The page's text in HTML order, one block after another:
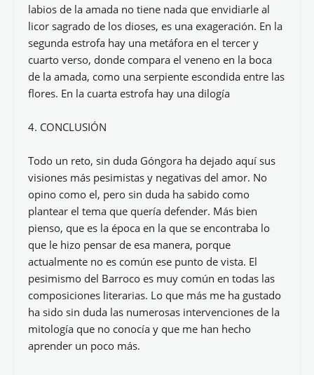
labios de la amada no tiene nada que envidiarle al
licor sagrado de los dioses, es una exageración. En la
segunda estrofa hay una metáfora en el tercer y
cuarto verso, donde compara el veneno en la boca
de la amada, como una serpiente escondida entre las
flores. En la cuarta estrofa hay una dilogía
4. CONCLUSIÓN
Todo un reto, sin duda Góngora ha dejado aquí sus
visiones más pesimistas y negativas del amor. No
opino como el, pero sin duda ha sabido como
plantear el tema que quería defender. Más bien
pienso, que es la época en la que se encontraba lo
que le hizo pensar de esa manera, porque
actualmente no es común ese punto de vista. El
pesimismo del Barroco es muy común en todas las
composiciones literarias. Lo que más me ha gustado
ha sido sin duda las numerosas intervenciones de la
mitología que no conocía y que me han hecho
aprender un poco más.